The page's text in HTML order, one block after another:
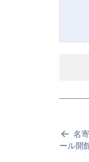
名
ール開